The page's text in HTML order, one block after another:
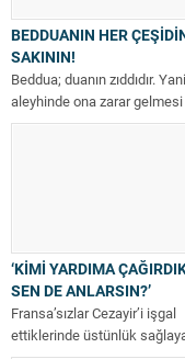
BEDDUANIN HER
SAKININ!
Beddua; duanın zıddıdır.
aleyhinde ona zarar
etmek, kötü duruma
‘KİMİ YARDIMA
SEN DE ANLARSIN?’
Fransa’sızlar Cezayir’i işgal
ettiklerinde üstünlük